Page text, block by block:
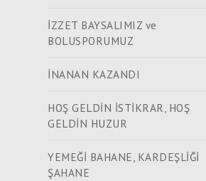
İZZET BAYSALIMIZ ve
BOLUSPORUMUZ
İNANAN KAZANDI
HOŞ GELDİN İSTİKRAR, HOŞ
GELDİN HUZUR
YEMEĞİ BAHANE, KARDEŞLİĞİ
ŞAHANE